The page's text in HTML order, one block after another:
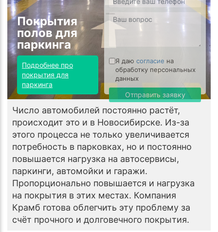
Покрытия
полов для
паркинга
Подробнее про
покрытия для
паркинга
Я даю согласие на
обработку персональных
данных
Отправить заявку
Число автомобилей постоянно растёт,
происходит это и в Новосибирске. Из-за
этого процесса не только увеличивается
потребность в парковках, но и постоянно
повышается нагрузка на автосервисы,
паркинги, автомойки и гаражи.
Пропорционально повышается и нагрузка
на покрытия в этих местах. Компания
Крамб готова облегчить эту проблему за
счёт прочного и долговечного покрытия.